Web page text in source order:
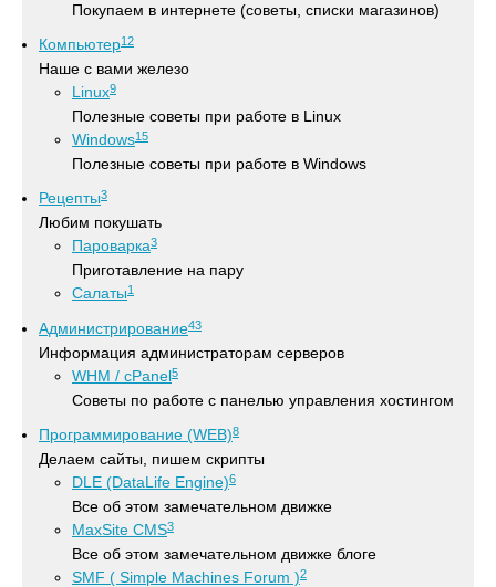
Покупаем в интернете (советы, списки магазинов)
Компьютер12
Наше с вами железо
Linux9
Полезные советы при работе в Linux
Windows15
Полезные советы при работе в Windows
Рецепты3
Любим покушать
Пароварка3
Приготавление на пару
Салаты1
Администрирование43
Информация администраторам серверов
WHM / cPanel5
Советы по работе с панелью управления хостингом
Программирование (WEB)8
Делаем сайты, пишем скрипты
DLE (DataLife Engine)6
Все об этом замечательном движке
MaxSite CMS3
Все об этом замечательном движке блоге
SMF ( Simple Machines Forum )2